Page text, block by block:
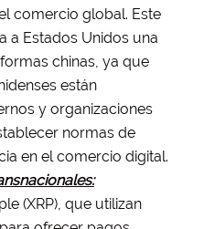
comercio global. Este
a Estados Unidos una
chinas, ya que
están
y organizaciones
normas de
en el comercio digital.
(XRP), que utilizan